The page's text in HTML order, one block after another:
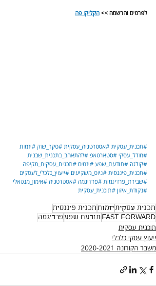
לפרטים והרשמה >> הקליקו פה
#תכנית_עסקית#אסטרטגיה_עסקית#סקר_שוק #יזמות
#מודל_עסקי#סטארטאפ#להתאהב_בתכנית_שבנית
#קולגה #תודעת_שפע#יזמים #תכנית_עסקית_מקיפה
#תכנית_פיננסית#גיוס_משקיעים #ייעוץ_כלכלי_לעסקים
#שבירת_פרדיגמות#פרדיגמה #אסטרטגיה #אימון_מנטאלי
#נקודת_איזון#תוכנית_עסקית
תכנית עסקית יזמות תכנית פיננסית
FAST FORWARD תודעת שפע פרדיגמה
תוכנית עסקית
ייעוץ עסקי כלכלי
משבר הקורונה 2020-2021